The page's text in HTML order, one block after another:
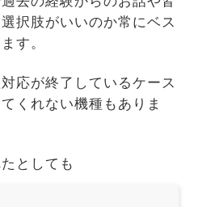
択肢がいいのか常にベス
す。
応が終了しているケース
くれない機種もありま
としても